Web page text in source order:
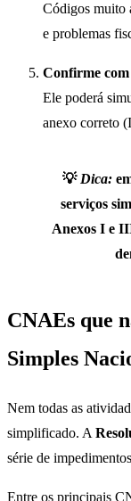
Códigos muito
e problemas
Confirme
Ele poderá
anexo correto
💡 Dica:
serviços
Anexos I e
CNAEs que
Simples
Nem todas as
simplificado. A
série de
Entre os principais